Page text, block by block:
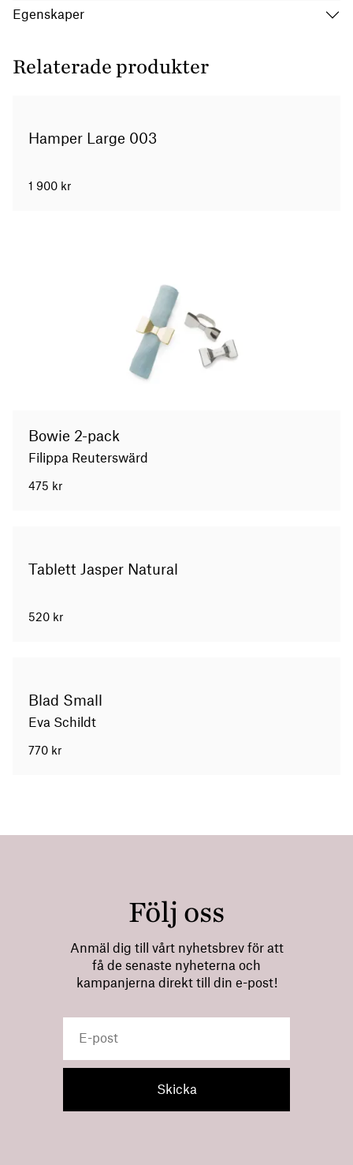
Egenskaper
Relaterade produkter
Hamper Large 003
1 900 kr
Bowie 2-pack
Filippa Reuterswärd
475 kr
Tablett Jasper Natural
520 kr
Blad Small
Eva Schildt
770 kr
Följ oss
Anmäl dig till vårt nyhetsbrev för att
få de senaste nyheterna och
kampanjerna direkt till din e-post!